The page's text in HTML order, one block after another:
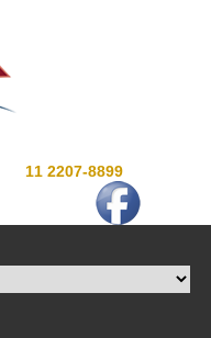
11 2207-8899